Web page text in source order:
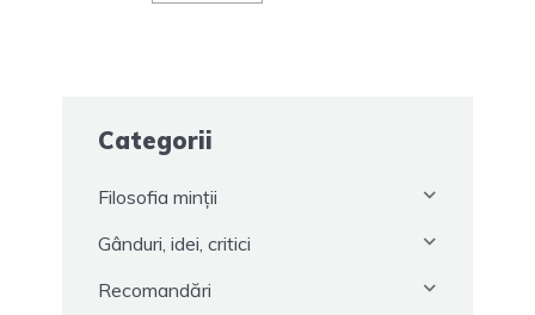
Categorii
Filosofia minții
Gânduri, idei, critici
Recomandări